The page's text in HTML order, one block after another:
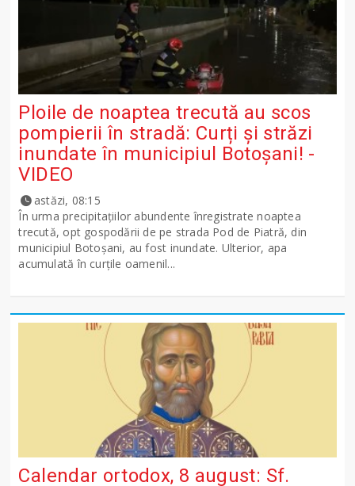
Ploile de noaptea trecută au scos
pompierii în stradă: Curți și străzi
inundate în municipiul Botoșani! -
VIDEO
astăzi, 08:15
În urma precipitațiilor abundente înregistrate noaptea
trecută, opt gospodării de pe strada Pod de Piatră, din
municipiul Botoșani, au fost inundate. Ulterior, apa
acumulată în curțile oamenil...
Calendar ortodox, 8 august: Sf.